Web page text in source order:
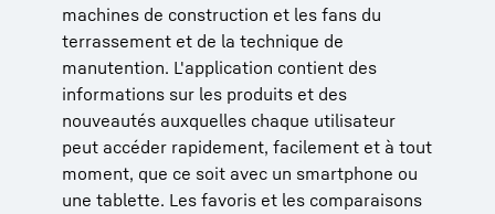
machines de construction et les fans du
terrassement et de la technique de
manutention. L'application contient des
informations sur les produits et des
nouveautés auxquelles chaque utilisateur
peut accéder rapidement, facilement et à tout
moment, que ce soit avec un smartphone ou
une tablette. Les favoris et les comparaisons